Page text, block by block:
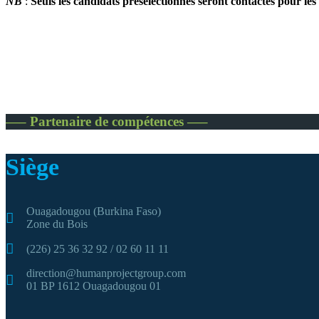
—– Partenaire de compétences —–
Siège
Ouagadougou (Burkina Faso)
Zone du Bois
(226) 25 36 32 92 / 02 60 11 11
direction@humanprojectgroup.com
01 BP 1612 Ouagadougou 01